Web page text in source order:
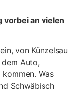
vorbei an vielen
von Künzelsau
Auto,
Was
Schwäbisch